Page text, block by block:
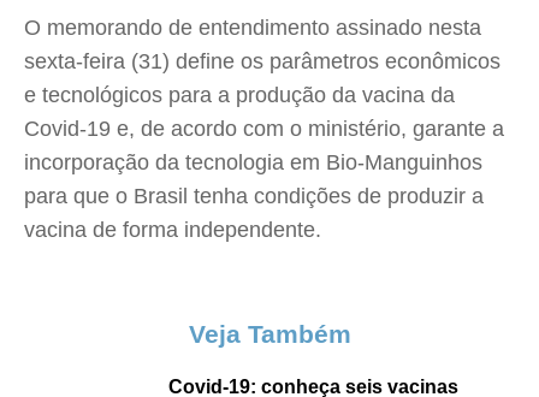
O memorando de entendimento assinado nesta
sexta-feira (31) define os parâmetros econômicos
e tecnológicos para a produção da vacina da
Covid-19 e, de acordo com o ministério, garante a
incorporação da tecnologia em Bio-Manguinhos
para que o Brasil tenha condições de produzir a
vacina de forma independente.
Veja Também
Covid-19: conheça seis vacinas